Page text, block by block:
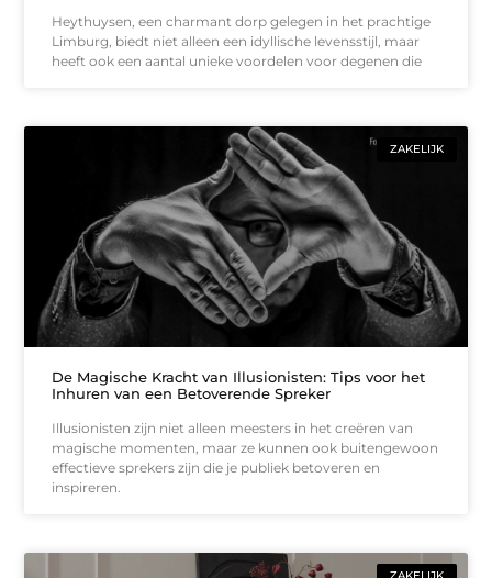
Heythuysen, een charmant dorp gelegen in het prachtige
Limburg, biedt niet alleen een idyllische levensstijl, maar
heeft ook een aantal unieke voordelen voor degenen die
ZAKELIJK
De Magische Kracht van Illusionisten: Tips voor het
Inhuren van een Betoverende Spreker
Illusionisten zijn niet alleen meesters in het creëren van
magische momenten, maar ze kunnen ook buitengewoon
effectieve sprekers zijn die je publiek betoveren en
inspireren.